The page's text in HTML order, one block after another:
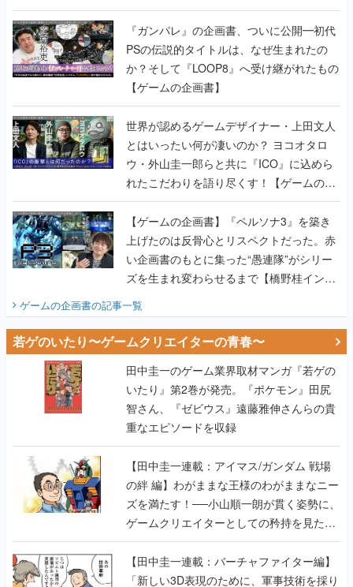
書】
『ガンパレ』の企画書、ついに公開━初代
PSの伝説的タイトルは、なぜ生まれたの
か？そして『LOOP8』へ受け継がれたもの
【ゲームの企画書】
世界が認めるゲームデザイナー・上田文人
とはいったい何が凄いのか？ ヨコオタロ
ウ・外山圭一郎らと共に『ICO』に込めら
れたこだわりを語り尽くす！【ゲームの企
画書】
【ゲームの企画書】『ペルソナ3』を築き
上げたのは反骨心とリスペクトだった。赤
い企画書のもとに集った“愚連隊”がシリー
ズを生まれ変わらせるまで【橋野桂インタ
ゲームの企画書の記事一覧
若ゲのいたり〜ゲームクリエイターの青春〜
田中圭一のゲーム業界取材マンガ『若ゲの
いたり』第2巻が発売。『ポケモン』田尻
智さん、『ゼビウス』遠藤雅伸さんらの貴
重なエピソードを収録
【田中圭一連載：アイマス/ガンダム 戦場
の絆 編】わがままな王様のわがままなニー
ズを満たす！──小山順一朗が貫く姿勢に、
ゲームクリエイターとしての矜持を見た
【若ゲのいたり最終回】
【田中圭一連載：バーチャファイター編】
「新しい3D表現のために、軍事技術を採り